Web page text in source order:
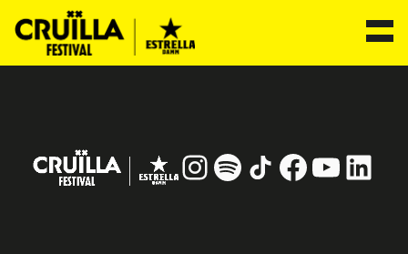
Instagram
# TikTokFacebook